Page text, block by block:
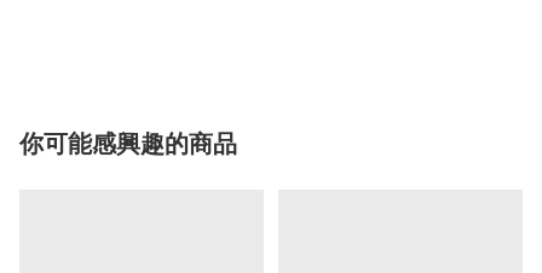
你可能感興趣的商品